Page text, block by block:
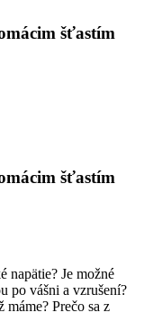
šťastím
šťastím
napätie? Je možné
po vášni a vzrušení?
Prečo sa z